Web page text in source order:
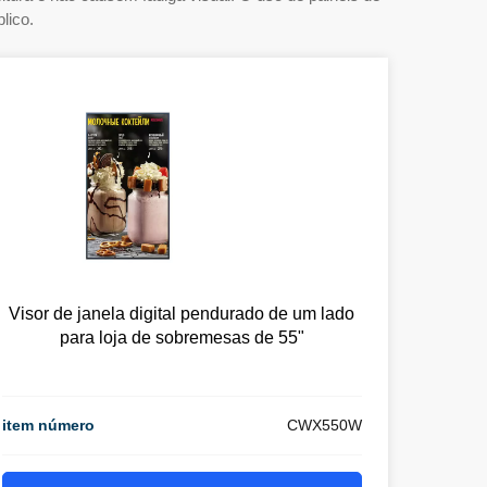
Visor de janela digital pendurado de um lado
para loja de sobremesas de 55"
item número CWX550W